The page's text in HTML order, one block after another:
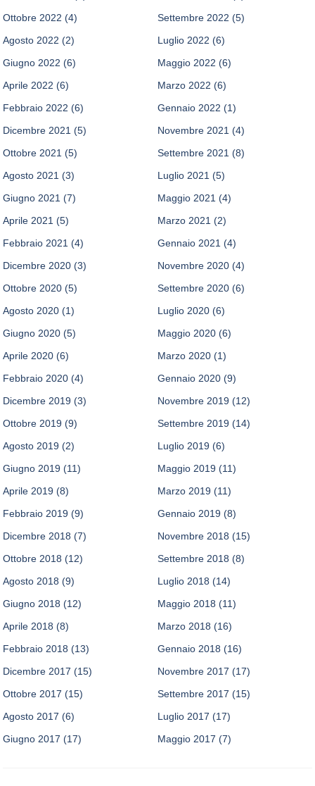
Ottobre 2022 (4) Settembre 2022 (5)
Agosto 2022 (2) Luglio 2022 (6)
Giugno 2022 (6) Maggio 2022 (6)
Aprile 2022 (6) Marzo 2022 (6)
Febbraio 2022 (6) Gennaio 2022 (1)
Dicembre 2021 (5) Novembre 2021 (4)
Ottobre 2021 (5) Settembre 2021 (8)
Agosto 2021 (3) Luglio 2021 (5)
Giugno 2021 (7) Maggio 2021 (4)
Aprile 2021 (5) Marzo 2021 (2)
Febbraio 2021 (4) Gennaio 2021 (4)
Dicembre 2020 (3) Novembre 2020 (4)
Ottobre 2020 (5) Settembre 2020 (6)
Agosto 2020 (1) Luglio 2020 (6)
Giugno 2020 (5) Maggio 2020 (6)
Aprile 2020 (6) Marzo 2020 (1)
Febbraio 2020 (4) Gennaio 2020 (9)
Dicembre 2019 (3) Novembre 2019 (12)
Ottobre 2019 (9) Settembre 2019 (14)
Agosto 2019 (2) Luglio 2019 (6)
Giugno 2019 (11) Maggio 2019 (11)
Aprile 2019 (8) Marzo 2019 (11)
Febbraio 2019 (9) Gennaio 2019 (8)
Dicembre 2018 (7) Novembre 2018 (15)
Ottobre 2018 (12) Settembre 2018 (8)
Agosto 2018 (9) Luglio 2018 (14)
Giugno 2018 (12) Maggio 2018 (11)
Aprile 2018 (8) Marzo 2018 (16)
Febbraio 2018 (13) Gennaio 2018 (16)
Dicembre 2017 (15) Novembre 2017 (17)
Ottobre 2017 (15) Settembre 2017 (15)
Agosto 2017 (6) Luglio 2017 (17)
Giugno 2017 (17) Maggio 2017 (7)